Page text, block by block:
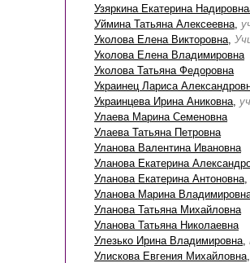
Узяркина Екатерина
Уймина Татьяна Алексеевна
Уколова Елена Викторовна
Уколова Елена Владимировна
Уколова Татьяна Федоровна
Украинец Лариса
Украинцева Ирина Аниковна
Улаева Марина Семеновна
Улаева Татьяна Петровна
Уланова Валентина Ивановна
Уланова Екатерина
Уланова Екатерина Антоновна
Уланова Марина
Уланова Татьяна Михайловна
Уланова Татьяна Николаевна
Улезько Ирина Владимировна
Улискова Евгения Михайловна